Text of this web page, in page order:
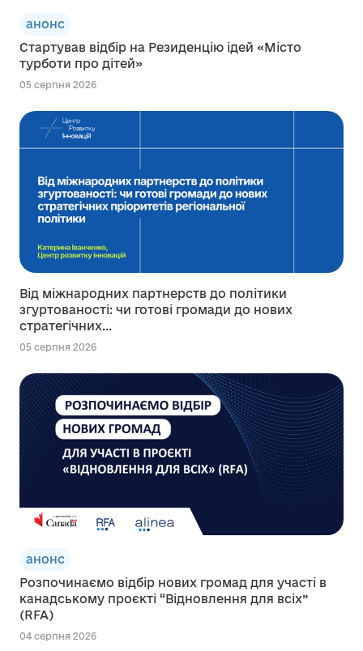
анонс
Стартував відбір на Резиденцію ідей «Місто
турботи про дітей»
05 серпня 2026
Від міжнародних партнерств до політики
згуртованості: чи готові громади до нових
стратегічних...
05 серпня 2026
анонс
Розпочинаємо відбір нових громад для участі в
канадському проєкті “Відновлення для всіх”
(RFA)
04 серпня 2026